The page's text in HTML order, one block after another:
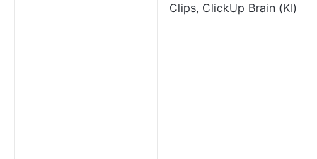
Clips, ClickUp Brain (KI)